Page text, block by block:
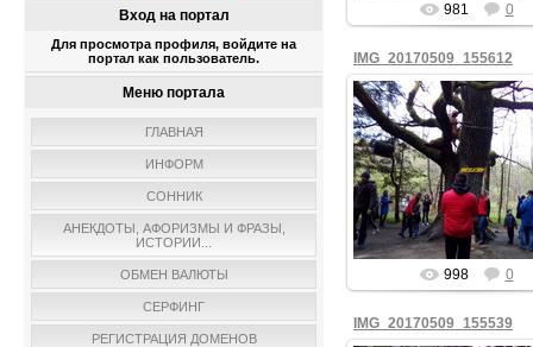
Вход на портал
Для просмотра профиля, войдите на
портал как пользователь.
Меню портала
ГЛАВНАЯ
ИНФОРМ
СОННИК
АНЕКДОТЫ, АФОРИЗМЫ И ФРАЗЫ,
ИСТОРИИ...
ОБМЕН ВАЛЮТЫ
СЕРФИНГ
РЕГИСТРАЦИЯ ДОМЕНОВ
981 0
IMG_20170509_155612
09.05.2017
fiesta
998 0
IMG_20170509_155539